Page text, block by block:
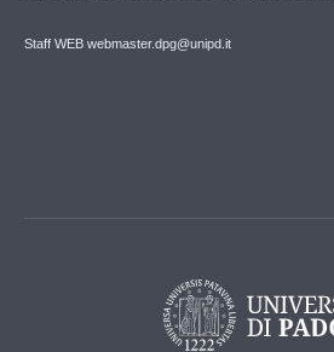
Staff WEB webmaster.dpg@unipd.it